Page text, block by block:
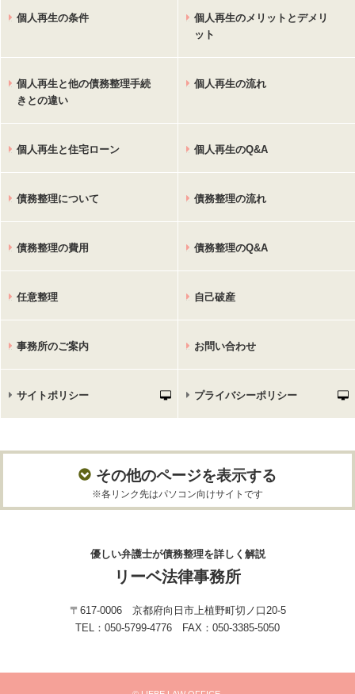
個人再生の条件
個人再生のメリットとデメリ
ット
個人再生と他の債務整理手続
きとの違い
個人再生の流れ
個人再生と住宅ローン 個人再生のQ&A
債務整理について 債務整理の流れ
債務整理の費用 債務整理のQ&A
任意整理 自己破産
事務所のご案内 お問い合わせ
サイトポリシー プライバシーポリシー
その他のページを表示する
※各リンク先はパソコン向けサイトです
優しい弁護士が債務整理を詳しく解説
リーベ法律事務所
〒617-0006 京都府向日市上植野町切ノ口20-5
TEL：050-5799-4776 FAX：050-3385-5050